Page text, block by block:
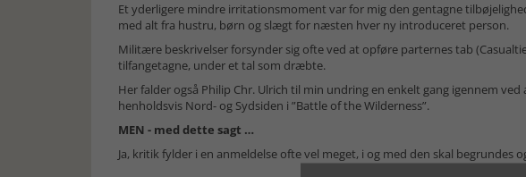
Et yderligere mindre irritationsmoment var for mig den gentagne
med alt fra hustru, børn og slægt for næsten hver ny introduceret person.
Militære beskrivelser forsynder sig ofte ved at opføre parternes tab
tilfangetagne, under et tal som dræbte.
Her falder også Philip Chr. Ulrich til min undring en enkelt gang igennem ved
henholdsvis Nord- og Sydsiden i ”Battle of the Wilderness”.
MEN - med dette sagt …
Ja, kritik fylder i en anmeldelse ofte vel meget, i og med den skal begrundes